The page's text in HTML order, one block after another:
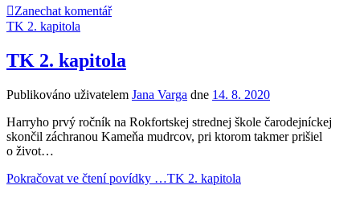
Zanechat komentář
TK 2. kapitola
TK 2. kapitola
Publikováno uživatelem Jana Varga dne 14. 8. 2020
Harryho prvý ročník na Rokfortskej strednej škole čarodejníckej
skončil záchranou Kameňa mudrcov, pri ktorom takmer prišiel
o život…
Pokračovat ve čtení povídky …TK 2. kapitola